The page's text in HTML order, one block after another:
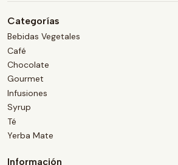
Categorías
Bebidas Vegetales
Café
Chocolate
Gourmet
Infusiones
Syrup
Té
Yerba Mate
Información